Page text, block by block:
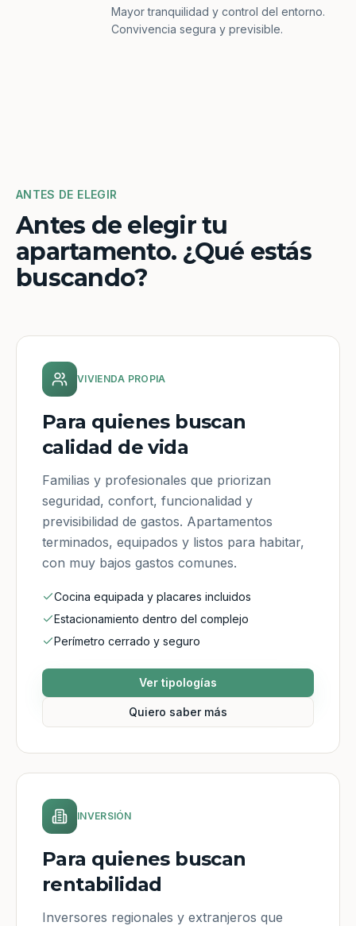
Mayor tranquilidad y control del entorno.
Convivencia segura y previsible.
ANTES DE ELEGIR
Antes de elegir tu
apartamento. ¿Qué estás
buscando?
VIVIENDA PROPIA
Para quienes buscan
calidad de vida
Familias y profesionales que priorizan
seguridad, confort, funcionalidad y
previsibilidad de gastos. Apartamentos
terminados, equipados y listos para habitar,
con muy bajos gastos comunes.
Cocina equipada y placares incluidos
Estacionamiento dentro del complejo
Perímetro cerrado y seguro
Ver tipologías
Quiero saber más
INVERSIÓN
Para quienes buscan
rentabilidad
Inversores regionales y extranjeros que